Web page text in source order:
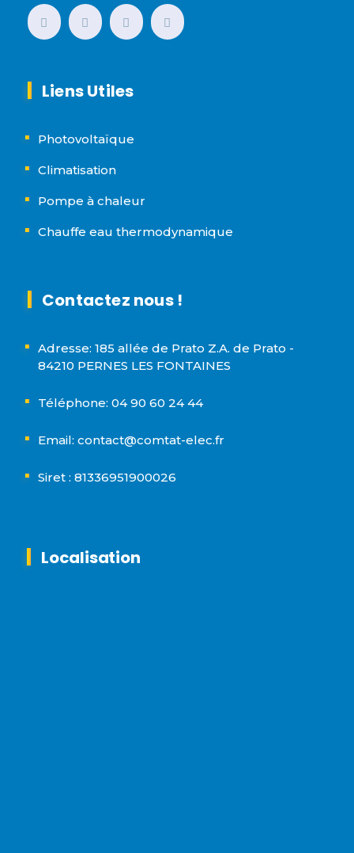
Liens Utiles
Photovoltaïque
Climatisation
Pompe à chaleur
Chauffe eau thermodynamique
Contactez nous !
Adresse: 185 allée de Prato Z.A. de Prato -
84210 PERNES LES FONTAINES
Téléphone: 04 90 60 24 44
Email: contact@comtat-elec.fr
Siret : 81336951900026
Localisation